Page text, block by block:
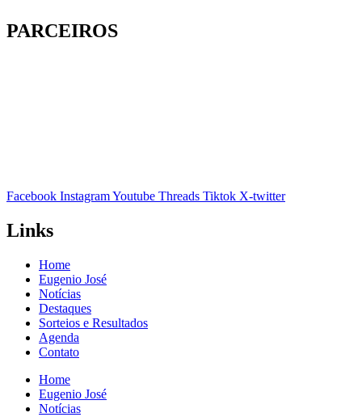
PARCEIROS
Facebook InstagramYoutube Threads Tiktok X-twitter
Links
Home
Eugenio José
Notícias
Destaques
Sorteios e Resultados
Agenda
Contato
Home
Eugenio José
Notícias